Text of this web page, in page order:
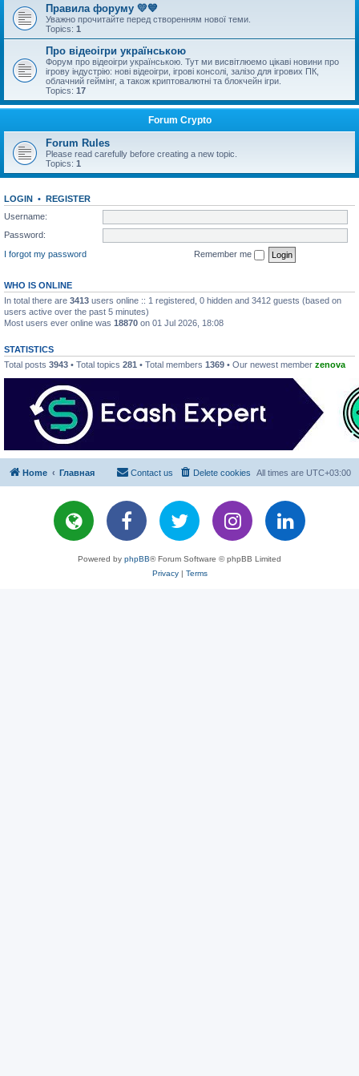
Правила форуму 💛💙
Уважно прочитайте перед створенням нової теми.
Topics: 1
Про відеоігри українською
Форум про відеоігри українською. Тут ми висвітлюемо цікаві новини про
ігрову індустрію: нові відеоігри, ігрові консолі, залізо для ігрових ПК,
облачний геймінг, а також криптовалютні та блокчейн ігри.
Topics: 17
Forum Crypto
Forum Rules
Please read carefully before creating a new topic.
Topics: 1
LOGIN • REGISTER
Username:
Password:
I forgot my password
Remember me
WHO IS ONLINE
In total there are 3413 users online :: 1 registered, 0 hidden and 3412 guests (based on
users active over the past 5 minutes)
Most users ever online was 18870 on 01 Jul 2026, 18:08
STATISTICS
Total posts 3943 • Total topics 281 • Total members 1369 • Our newest member zenova
Home Главная All times are UTC+03:00
Delete cookies
Contact us
Powered by phpBB® Forum Software © phpBB Limited
Privacy| Terms